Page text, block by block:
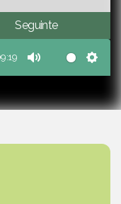
Seguinte
Mute